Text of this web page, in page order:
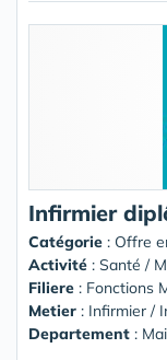
Infirmier
Catégorie : Offre
Activité : Santé /
Filiere : Fonctions
Metier : Infirmier /
Departement :